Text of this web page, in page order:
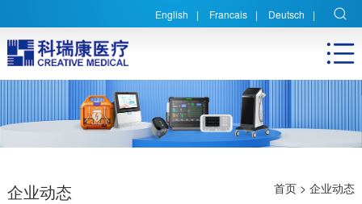
English | Francais | Deutsch |
企业动态 首页 > 企业动态